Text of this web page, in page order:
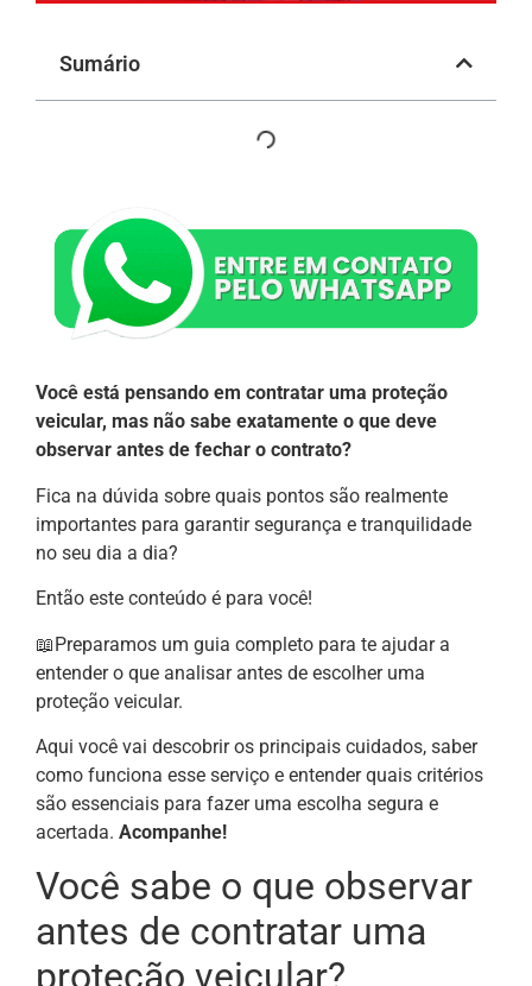
Sumário
Você está pensando em contratar uma proteção
veicular, mas não sabe exatamente o que deve
observar antes de fechar o contrato?
Fica na dúvida sobre quais pontos são realmente
importantes para garantir segurança e tranquilidade
no seu dia a dia?
Então este conteúdo é para você!
📖Preparamos um guia completo para te ajudar a
entender o que analisar antes de escolher uma
proteção veicular.
Aqui você vai descobrir os principais cuidados, saber
como funciona esse serviço e entender quais critérios
são essenciais para fazer uma escolha segura e
acertada. Acompanhe!
Você sabe o que observar
antes de contratar uma
proteção veicular?